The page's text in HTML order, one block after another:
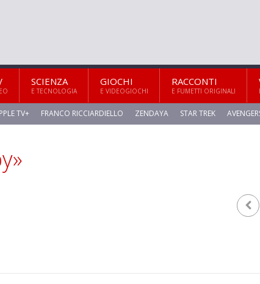
SCIENZA
E TECNOLOGIA
GIOCHI
E VIDEOGIOCHI
RACCONTI
E FUMETTI ORIGINALI
TV+ FRANCO RICCIARDIELLO ZENDAYA STAR TREK